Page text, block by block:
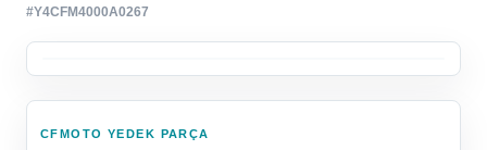
#Y4CFM4000A0267
CFMOTO YEDEK PARÇA